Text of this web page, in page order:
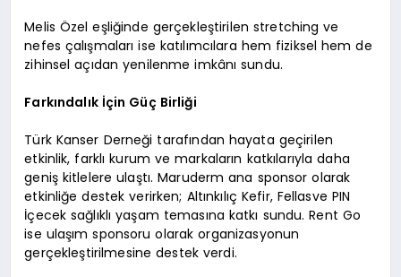
Melis Özel eşliğinde gerçekleştirilen stretching ve
nefes çalışmaları ise katılımcılara hem fiziksel hem de
zihinsel açıdan yenilenme imkânı sundu.
Farkındalık İçin Güç Birliği
Türk Kanser Derneği tarafından hayata geçirilen
etkinlik, farklı kurum ve markaların katkılarıyla daha
geniş kitlelere ulaştı. Maruderm ana sponsor olarak
etkinliğe destek verirken; Altınkılıç Kefir, Fellasve PIN
İçecek sağlıklı yaşam temasına katkı sundu. Rent Go
ise ulaşım sponsoru olarak organizasyonun
gerçekleştirilmesine destek verdi.